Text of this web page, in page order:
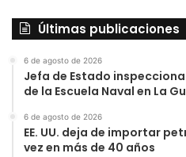
Últimas publicaciones
6 de agosto de 2026
Jefa de Estado
de la Escuela Naval en La
6 de agosto de 2026
EE. UU. deja de importar
vez en más de 40 años